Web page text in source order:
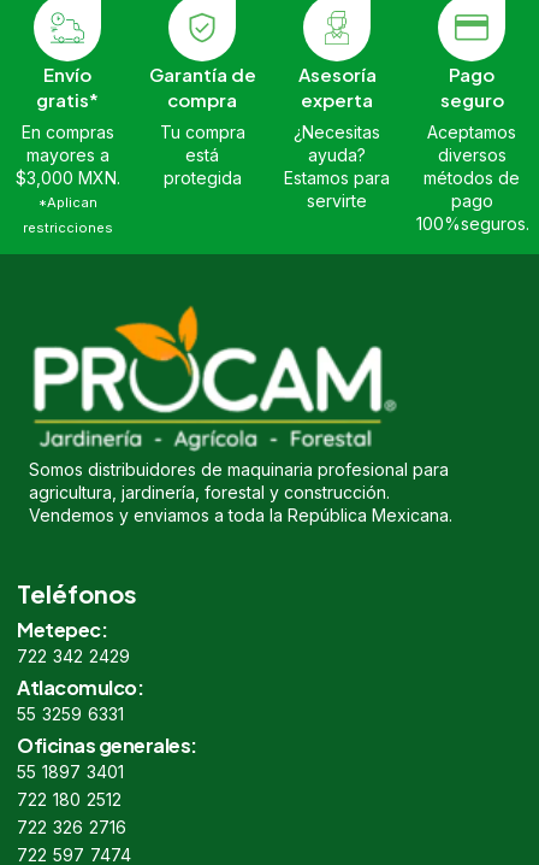
Envío
gratis*
En compras
mayores a
$3,000 MXN.
*Aplican
restricciones
Garantía de
compra
Tu compra
está
protegida
Asesoría
experta
¿Necesitas
ayuda?
Estamos para
servirte
Pago
seguro
Aceptamos
diversos
métodos de
pago
100%seguros.
Somos distribuidores de maquinaria profesional para
agricultura, jardinería, forestal y construcción.
Vendemos y enviamos a toda la República Mexicana.
Teléfonos
Metepec:
722 342 2429
Atlacomulco:
55 3259 6331
Oficinas generales:
55 1897 3401
722 180 2512
722 326 2716
722 597 7474